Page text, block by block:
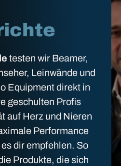
testen wir Beamer,
Leinwände und
Equipment direkt in
geschulten Profis
auf Herz und Nieren
Performance
dir empfehlen. So
Produkte, die sich